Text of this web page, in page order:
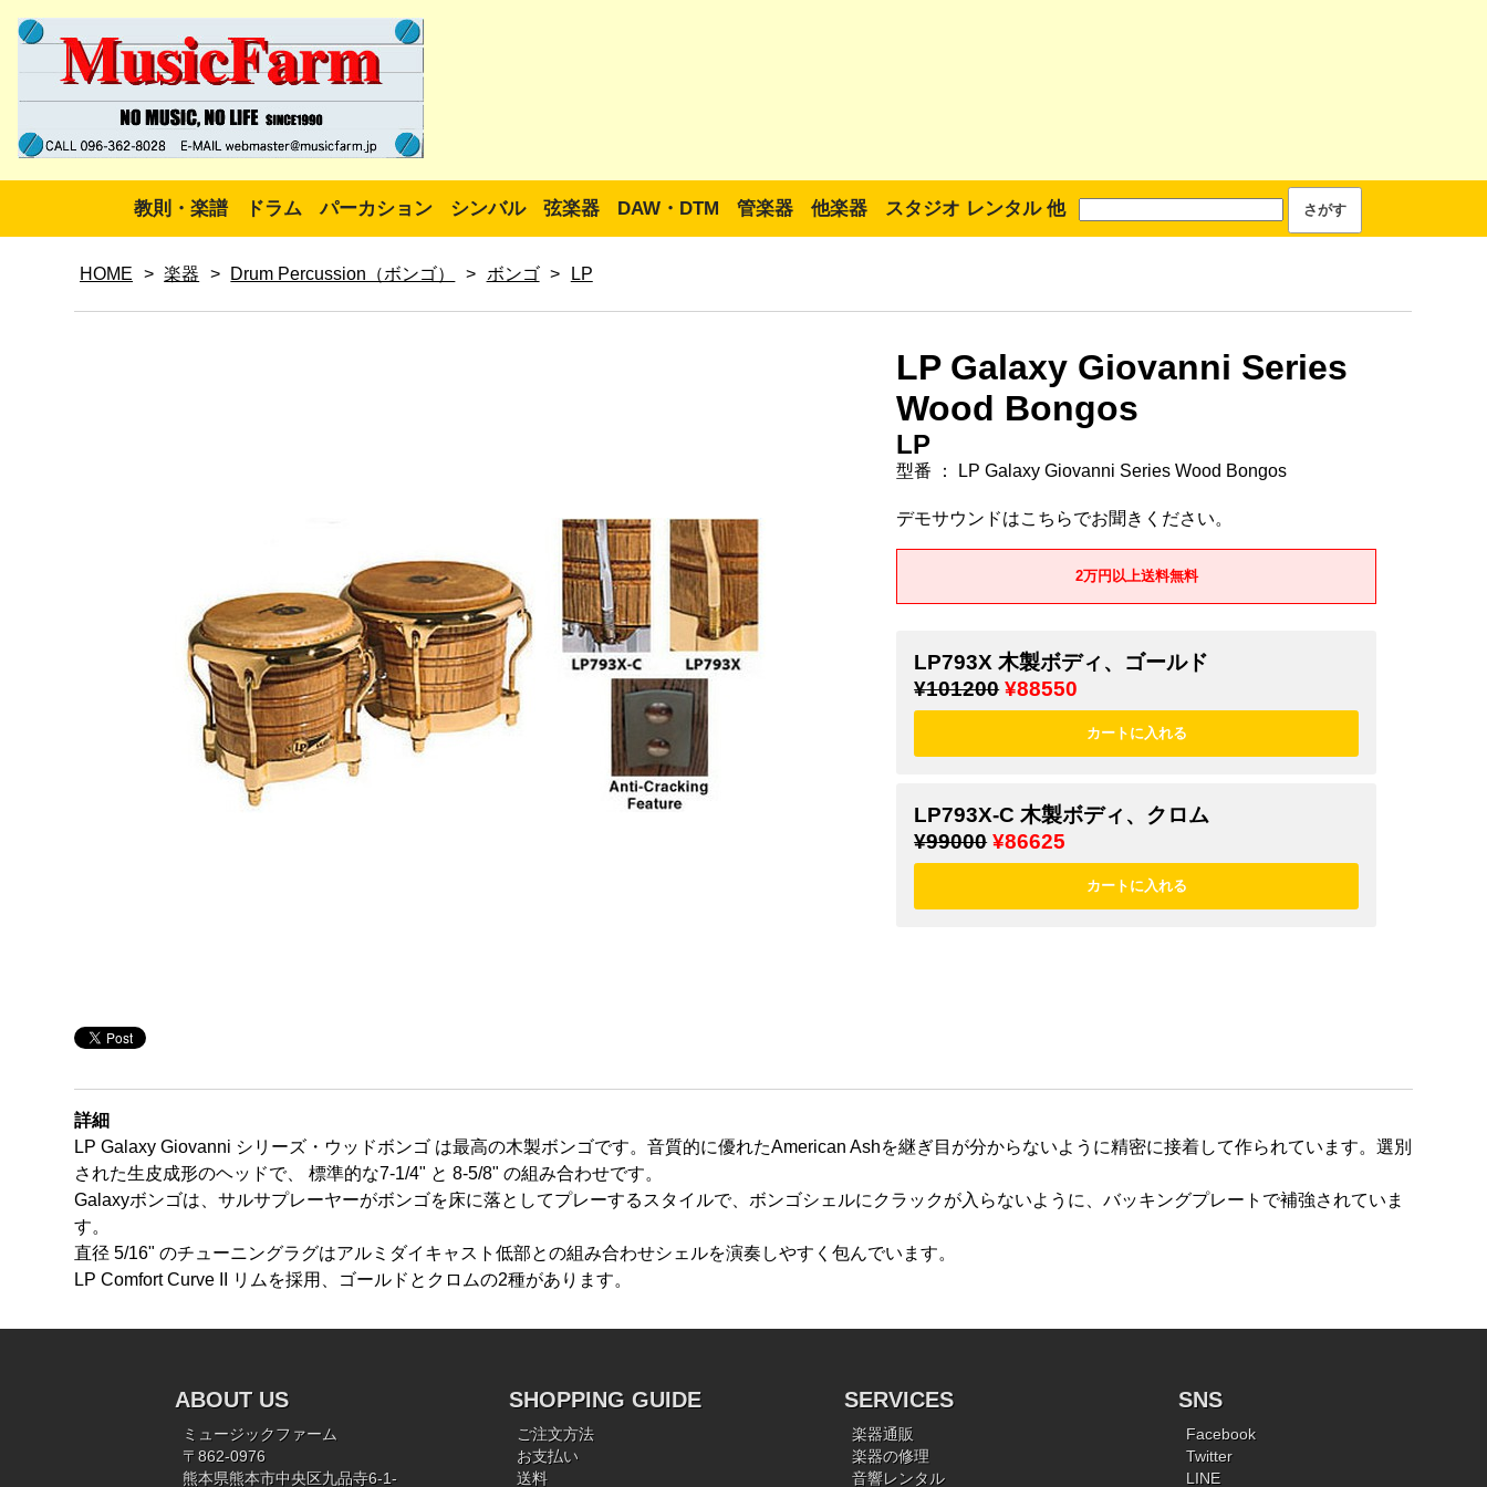
教則・楽譜 ドラム パーカション シンバル 弦楽器 DAW・DTM 管楽器 他楽器 スタジオ レンタル 他
HOME > 楽器 > Drum Percussion（ボンゴ） > ボンゴ > LP
LP Galaxy Giovanni Series
Wood Bongos
LP
型番 ： LP Galaxy Giovanni Series Wood Bongos
デモサウンドはこちらでお聞きください。
2万円以上送料無料
LP793X 木製ボディ、ゴールド
¥101200 ¥88550
LP793X-C 木製ボディ、クロム
¥99000 ¥86625
詳細
LP Galaxy Giovanni シリーズ・ウッドボンゴ は最高の木製ボンゴです。音質的に優れたAmerican Ashを継ぎ目が分からないように精密に接着して作られています。選別
された生皮成形のヘッドで、 標準的な7-1/4" と 8-5/8" の組み合わせです。
Galaxyボンゴは、サルサプレーヤーがボンゴを床に落としてプレーするスタイルで、ボンゴシェルにクラックが入らないように、バッキングプレートで補強されていま
す。
直径 5/16" のチューニングラグはアルミダイキャスト低部との組み合わせシェルを演奏しやすく包んでいます。
LP Comfort Curve II リムを採用、ゴールドとクロムの2種があります。
ABOUT US
ミュージックファーム
〒862-0976
熊本県熊本市中央区九品寺6-1-
SHOPPING GUIDE
ご注文方法
お支払い
送料
SERVICES
楽器通販
楽器の修理
音響レンタル
SNS
Facebook
Twitter
LINE